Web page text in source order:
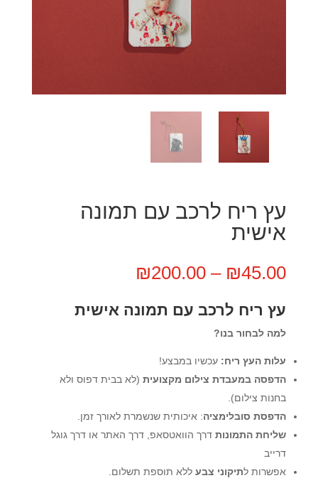
עץ ריח לרכב עם תמונה
אישית
₪45.00
–
₪200.00
⁦₪45.00⁩
עד
עץ ריח לרכב עם תמונה אישית
למה לבחור בנו?
עלות העץ ריח: עכשיו במבצע!
הדפסה במעבדת צילום מקצועית(לא בבית דפוס ולא
בחנות צילום).
הדפסת סובלימציה: איכותית שנשמרת לאורך זמן.
שליחת התמונותדרך הוואטסאפ, דרך האתר או דרך גוגל
דרייב
אפשרות לתיקוני צבעללא תוספת תשלום.